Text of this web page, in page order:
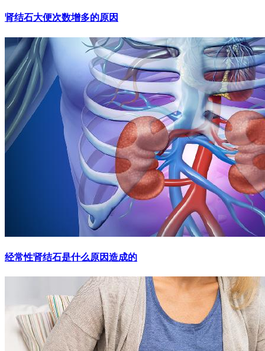
肾结石大便次数增多的原因
经常性肾结石是什么原因造成的